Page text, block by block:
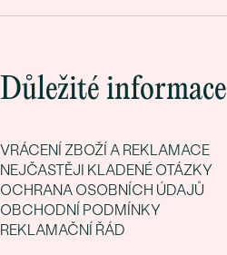
Důležité informace
VRÁCENÍ ZBOŽÍ A REKLAMACE
NEJČASTĚJI KLADENÉ OTÁZKY
OCHRANA OSOBNÍCH ÚDAJŮ
OBCHODNÍ PODMÍNKY
REKLAMAČNÍ ŘÁD